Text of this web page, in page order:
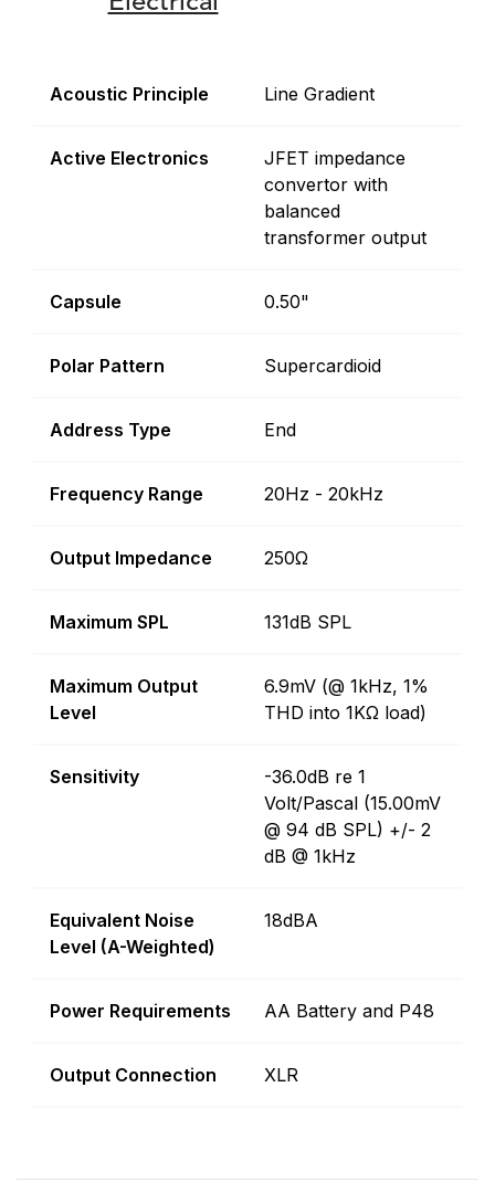
Acoustic Principle Line Gradient
Active Electronics
JFET impedance
convertor with
balanced
transformer output
Capsule 0.50"
Polar Pattern Supercardioid
Address Type End
Frequency Range 20Hz - 20kHz
Output Impedance 250Ω
Maximum SPL 131dB SPL
Maximum Output
Level
6.9mV (@ 1kHz, 1%
THD into 1KΩ load)
Sensitivity
-36.0dB re 1
Volt/Pascal (15.00mV
@ 94 dB SPL) +/- 2
dB @ 1kHz
Equivalent Noise
Level (A-Weighted)
18dBA
Power Requirements AA Battery and P48
Output Connection XLR